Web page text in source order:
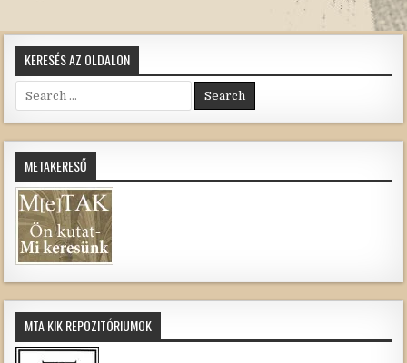
KERESÉS AZ OLDALON
for:
METAKERESŐ
MTA KIK REPOZITÓRIUMOK